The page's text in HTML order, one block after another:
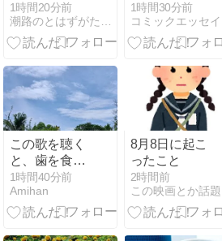
1時間20分前
潮路のとはずがたり雑記 shioji's notes
1時間30分前
この歌を聴く
と、歯を食い
しばったこと
を思い出しま
す。 Listening
1時間40分前
Amihan
8月8日に起こ
ったこと
2時間前